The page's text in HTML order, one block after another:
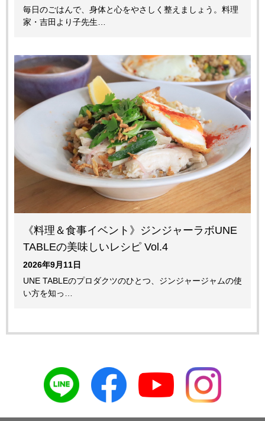
毎日のごはんで、身体と心をやさしく整えましょう。料理
家・吉田より子先生…
《料理＆食事イベント》ジンジャーラボUNE
TABLEの美味しいレシピ Vol.4
2026年9月11日
UNE TABLEのプロダクツのひとつ、ジンジャージャムの使
い方を知っ…